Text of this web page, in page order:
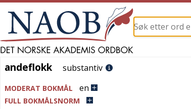
andeflokk
andeflokk substantiv
MODERAT BOKMÅL en
FULL BOKMÅLSNORM